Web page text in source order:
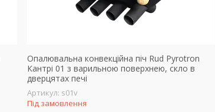
Опалювальна конвекційна піч Rud Pyrotron
Кантрі 01 з варильною поверхнею, скло в
дверцятах печі
s01v
Під замовлення